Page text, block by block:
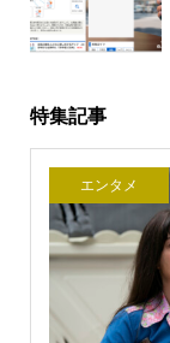
特集記事
エンタメ